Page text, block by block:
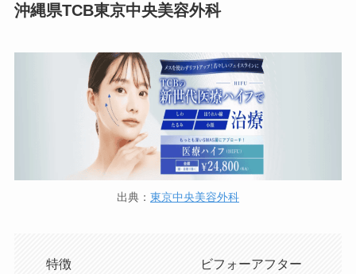
沖縄県TCB東京中央美容外科
出典： 東京中央美容外科
特徴 ビフォーアフター